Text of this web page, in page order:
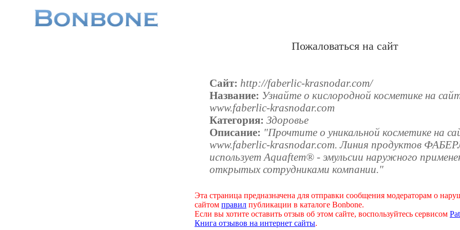
Пожаловаться на сайт
Сайт: http://faberlic-krasnodar.com/
Название: Узнайте о кислородной косметике на
www.faberlic-krasnodar.com
Категория: Здоровье
Описание: "Прочтите о уникальной косметике на
www.faberlic-krasnodar.com. Линия продуктов
использует Aquaftem® - эмульсии наружного
открытых сотрудниками компании."
Эта страница предназначена для отправки сообщения модераторам о
сайтом правил публикации в каталоге Bonbone.
Если вы хотите оставить отзыв об этом сайте, воспользуйтесь сервисом
Книга отзывов на интернет сайты.